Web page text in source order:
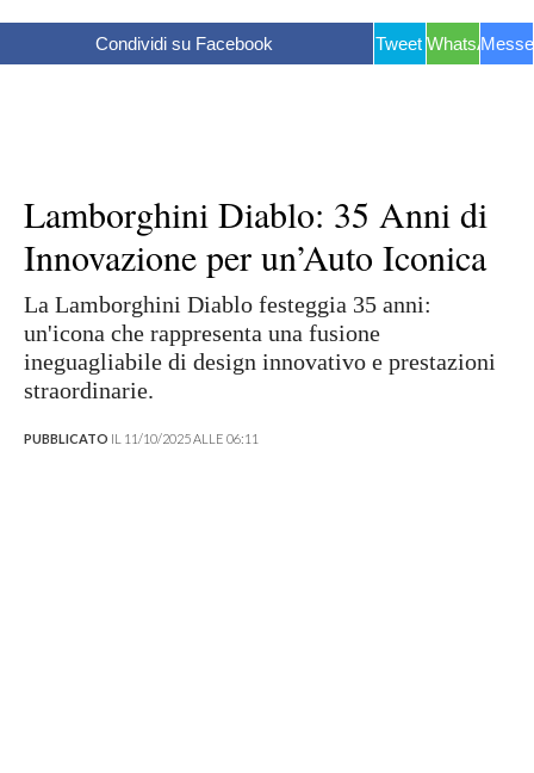
Condividi su Facebook Tweet WhatsApp
Lamborghini Diablo: 35 Anni di
Innovazione per un’Auto Iconica
La Lamborghini Diablo festeggia 35 anni:
un'icona che rappresenta una fusione
ineguagliabile di design innovativo e prestazioni
straordinarie.
PUBBLICATO IL 11/10/2025 ALLE 06:11